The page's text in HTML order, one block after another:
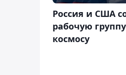
Россия и США
рабочую
космосу